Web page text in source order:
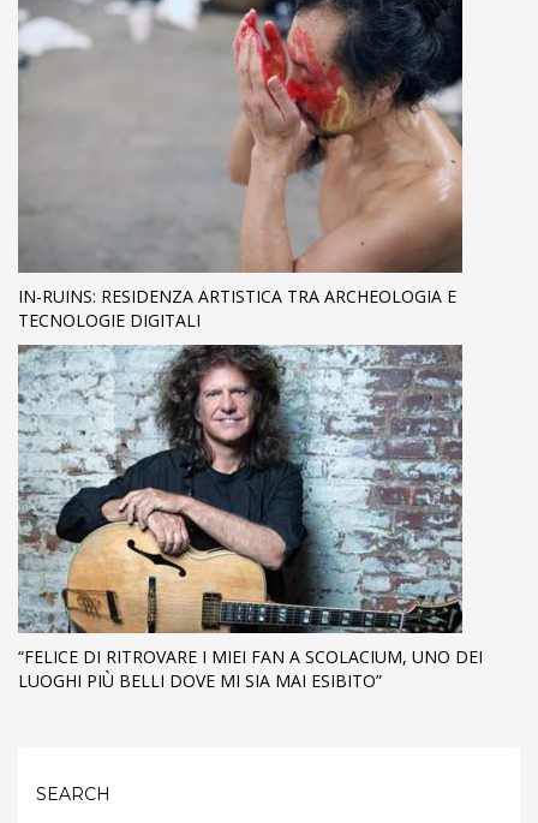
IN-RUINS: RESIDENZA ARTISTICA TRA ARCHEOLOGIA E
TECNOLOGIE DIGITALI
“FELICE DI RITROVARE I MIEI FAN A SCOLACIUM, UNO DEI
LUOGHI PIÙ BELLI DOVE MI SIA MAI ESIBITO”
SEARCH